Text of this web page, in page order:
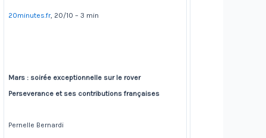
20minutes.fr, 20/10 – 3 min
Mars : soirée exceptionnelle sur le rover
Perseverance et ses contributions françaises
Pernelle Bernardi